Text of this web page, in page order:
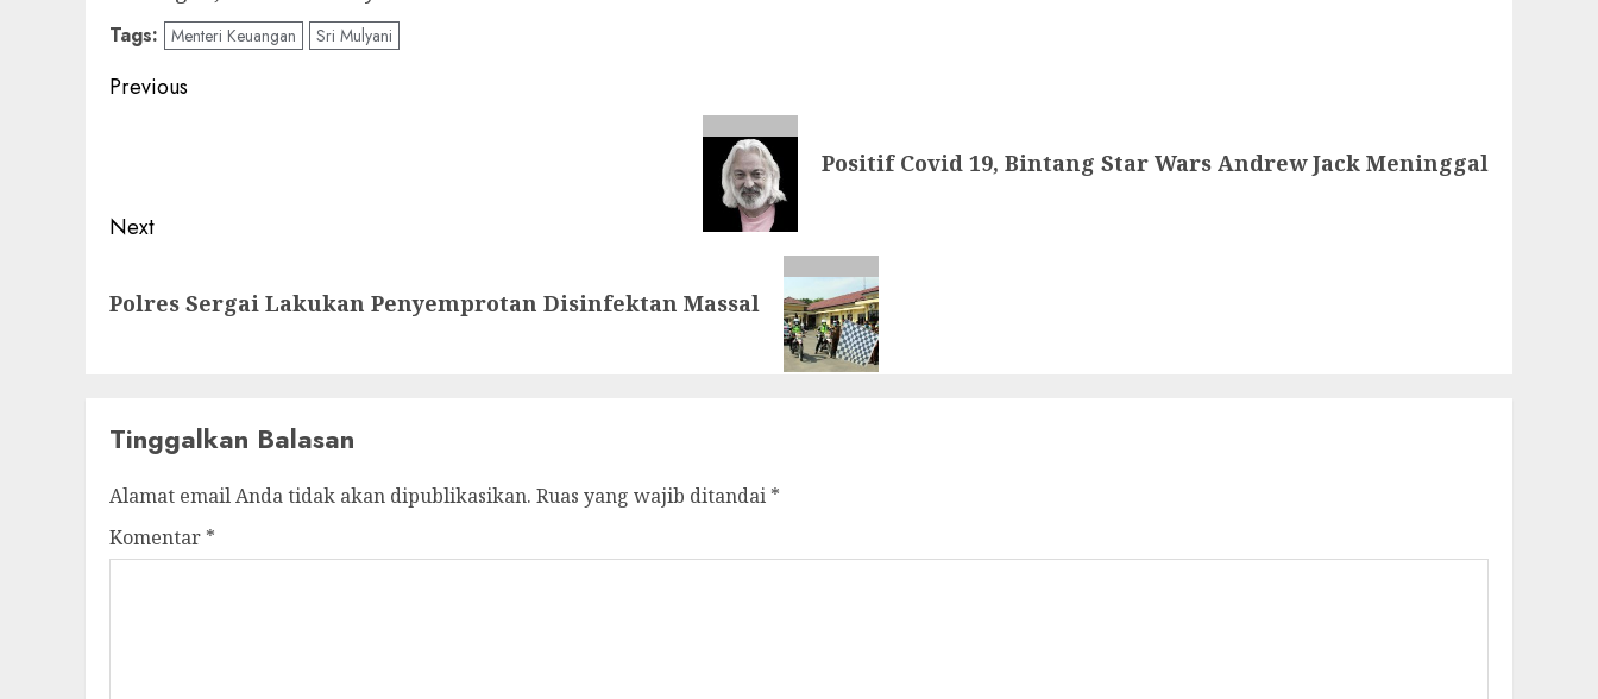
Tags: Menteri Keuangan Sri Mulyani
Post
Previous
Positif Covid 19, Bintang Star Wars Andrew Jack Meninggal
Next
post:
Polres Sergai Lakukan Penyemprotan Disinfektan Massal
Tinggalkan Balasan
Alamat email Anda tidak akan dipublikasikan. Ruas yang wajib ditandai *
Komentar *